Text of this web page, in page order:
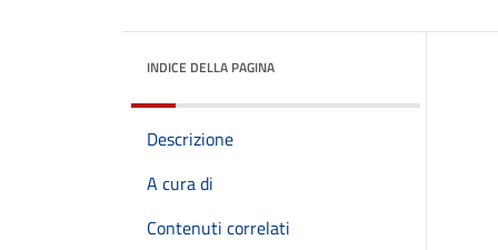
INDICE DELLA PAGINA
Descrizione
A cura di
Contenuti correlati